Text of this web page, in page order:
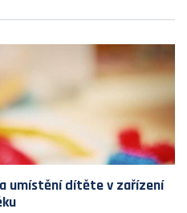
umístění dítěte v zařízení